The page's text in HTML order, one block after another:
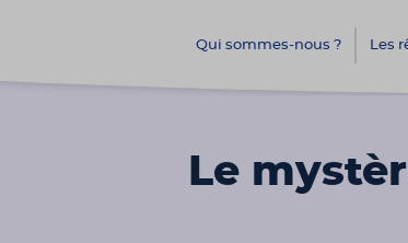
Qui sommes-nous ? Les
Le